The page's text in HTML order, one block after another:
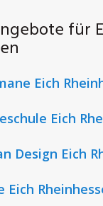
für
Eich
Eich
Design Eich
Eich